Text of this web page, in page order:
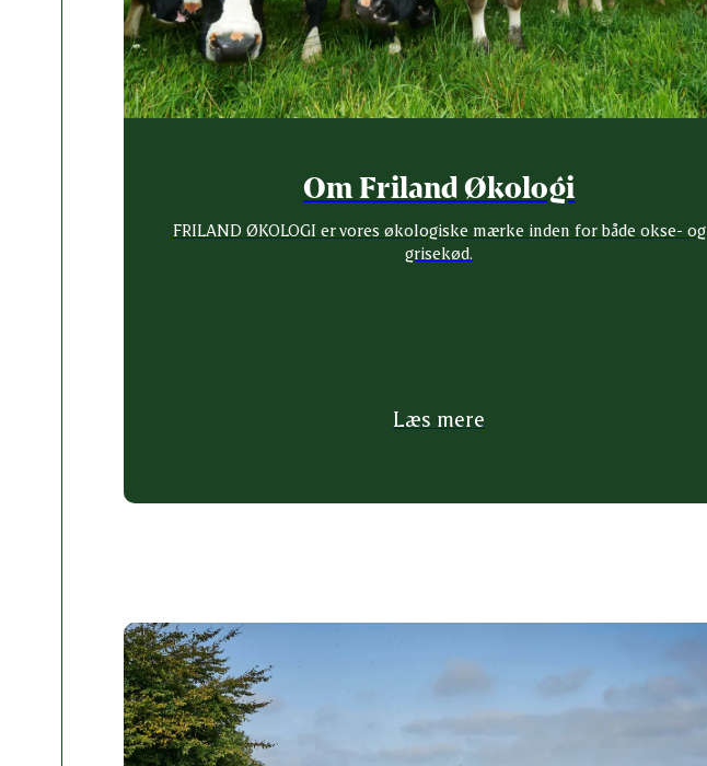
Om Friland Økologi
FRILAND ØKOLOGI er vores økologiske mærke inden for både okse- og
grisekød.
Læs mere